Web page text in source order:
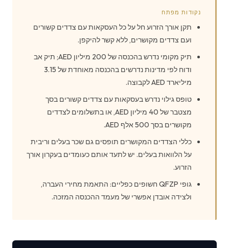
נקודות מפתח
תקן אורך הזרוע חל על כל העסקאות עם צדדים קשורים
ועם צדדים מקושרים, ללא קשר להיקפן.
תיק מקומי נדרש בהכנסה של 200 מיליון AED; תיק אב
ודוח לפי מדינות נדרשים בהכנסה מאוחדת של 3.15
מיליארד AED לקבוצה.
טופס גילוי נדרש בעסקאות עם צדדים קשורים בסך
מצטבר של 40 מיליון AED, או בתשלומים לצדדים
מקושרים בסך 500 אלף AED.
כללי הצדדים המקושרים תופסים גם שכר בעלים וריבית
על הלוואות בעלים. יש לתעד אותם כעומדים בעקרון אורך
הזרוע.
גופי QFZP חשופים כפליים: התאמת מחירי העברה,
ולצידה אובדן אפשרי של מעמד ההכנסה המזכה.